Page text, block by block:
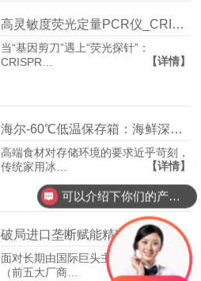
高灵敏度荧光定量PCR仪_CRISPR Cas13a检测_病原体核酸检测-苏州阿尔法生物
当“基因剪刀”遇上“荧光探针”：
CRISPR…
【详情】
海尔-60℃低温保存箱：海鲜深冷存储的行业新标杆
高端食材对存储环境的要求近乎苛刻，
传统家用冰…
【详情】
破局进口垄断赋能精准医学,天根-碧云天国产磁珠法核酸纯化新时代
面对长期由国际巨头主导的市场格局
（前五大厂商…
【详情】
可以介绍下你们的产品么？